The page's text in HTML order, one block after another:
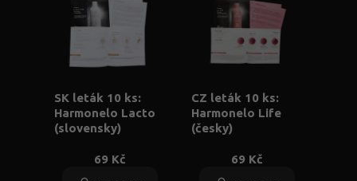
SK leták 10 ks:
Harmonelo Lacto
(slovensky)
69 Kč
CZ leták 10 ks:
Harmonelo Life
(česky)
69 Kč